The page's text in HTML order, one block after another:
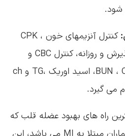
می گیرد.
راه های بهبود عضله قلب که
از مراقبتهای اساسی در بیماران مبتلا به MI می باشد، این
بی مورد بیمار
کاهش تنگی نفس و درد سینه